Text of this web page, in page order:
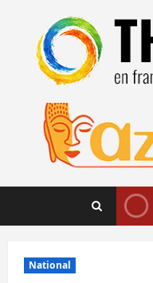
contenu
National